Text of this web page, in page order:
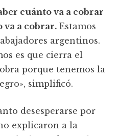
cuánto va a cobrar
va a cobrar. Estamos
argentinos.
es que cierra el
porque tenemos la
simplificó.
desesperarse por
explicaron a la